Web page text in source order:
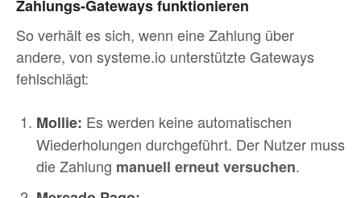
Zahlungs-Gateways funktionieren
So verhält es sich, wenn eine Zahlung über
andere, von systeme.io unterstützte Gateways
fehlschlägt:
Mollie: Es werden keine automatischen
Wiederholungen durchgeführt. Der Nutzer muss
die Zahlung manuell erneut versuchen.